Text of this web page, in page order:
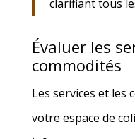
clarifiant tous
Évaluer les
commodités
Les services et les
votre espace de